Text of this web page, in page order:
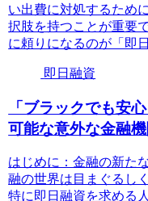
い出費に対処するため
択肢を持つことが重要
に頼りになるのが「即
即日融資
「ブラックでも安
可能な意外な金融機
はじめに：金融の新た
融の世界は目まぐるし
特に即日融資を求める